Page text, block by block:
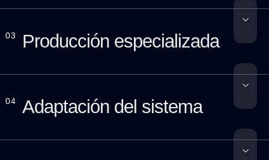
03 Producción especializada
04 Adaptación del sistema